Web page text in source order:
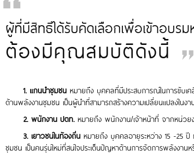
ผู้ที่มีสิทธิได้รับคัดเลือกเพื่อเข้าอบร
ต้องมีคุณสมบัติดังนี้
1. แกนนำชุมชน หมายถึง บุคคลที่มีประสบการณ์ในการขั
ด้านพลังงานชุมชน เป็นผู้นำที่สามารถสร้างความเปลี่ยนแปลงใน
2. พนักงาน ปตท. หมายถึง พนักงาน/เจ้าหน้าที่ จากหน่วย
3. เยาวชนในท้องถิ่น หมายถึง บุคคลอายุระหว่าง 15 -25
ชุมชน เป็นคนรุ่นใหม่ที่สนใจประเด็นปัญหาด้านการจัดการพลังงา